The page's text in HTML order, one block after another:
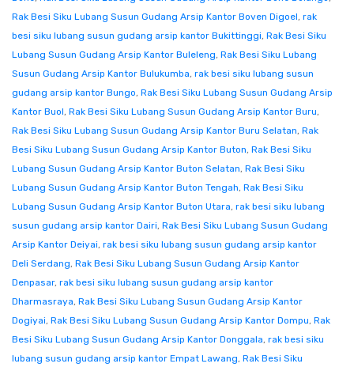
Rak Besi Siku Lubang Susun Gudang Arsip Kantor Boven Digoel, rak
besi siku lubang susun gudang arsip kantor Bukittinggi, Rak Besi Siku
Lubang Susun Gudang Arsip Kantor Buleleng, Rak Besi Siku Lubang
Susun Gudang Arsip Kantor Bulukumba, rak besi siku lubang susun
gudang arsip kantor Bungo, Rak Besi Siku Lubang Susun Gudang Arsip
Kantor Buol, Rak Besi Siku Lubang Susun Gudang Arsip Kantor Buru,
Rak Besi Siku Lubang Susun Gudang Arsip Kantor Buru Selatan, Rak
Besi Siku Lubang Susun Gudang Arsip Kantor Buton, Rak Besi Siku
Lubang Susun Gudang Arsip Kantor Buton Selatan, Rak Besi Siku
Lubang Susun Gudang Arsip Kantor Buton Tengah, Rak Besi Siku
Lubang Susun Gudang Arsip Kantor Buton Utara, rak besi siku lubang
susun gudang arsip kantor Dairi, Rak Besi Siku Lubang Susun Gudang
Arsip Kantor Deiyai, rak besi siku lubang susun gudang arsip kantor
Deli Serdang, Rak Besi Siku Lubang Susun Gudang Arsip Kantor
Denpasar, rak besi siku lubang susun gudang arsip kantor
Dharmasraya, Rak Besi Siku Lubang Susun Gudang Arsip Kantor
Dogiyai, Rak Besi Siku Lubang Susun Gudang Arsip Kantor Dompu, Rak
Besi Siku Lubang Susun Gudang Arsip Kantor Donggala, rak besi siku
lubang susun gudang arsip kantor Empat Lawang, Rak Besi Siku